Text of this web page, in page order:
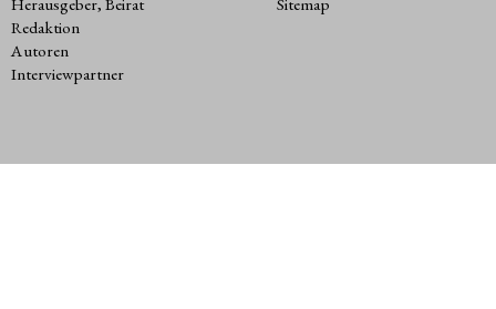
Herausgeber, Beirat
Redaktion
Autoren
Interviewpartner
Sitemap